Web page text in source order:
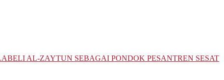
AL-ZAYTUN SEBAGAI PONDOK PESANTREN SESAT